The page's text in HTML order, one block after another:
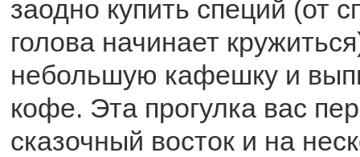
заодно купить специй (от
голова начинает
небольшую кафешку и
кофе. Эта прогулка вас
сказочный восток и на